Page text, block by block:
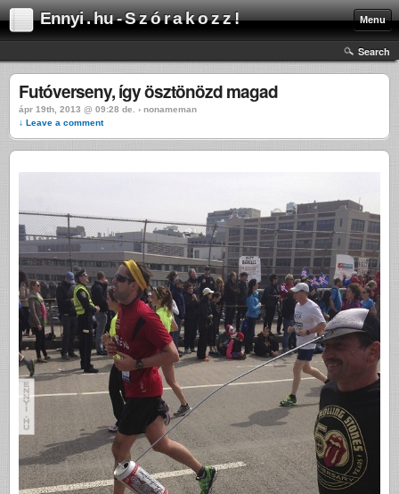
Ennyi . hu - S z ó r a k o z z ! Menu
Search
Futóverseny, így ösztönözd magad
ápr 19th, 2013 @ 09:28 de. › nonameman
↓ Leave a comment